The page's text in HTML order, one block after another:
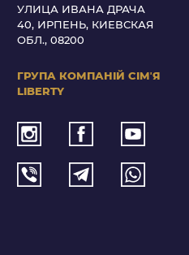
УЛИЦА ИВАНА ДРАЧА
40, ИРПЕНЬ, КИЕВСКАЯ
ОБЛ., 08200
ГРУПА КОМПАНІЙ СІМʼЯ
LIBERTY